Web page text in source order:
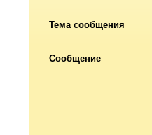
Тема сообщения
Сообщение